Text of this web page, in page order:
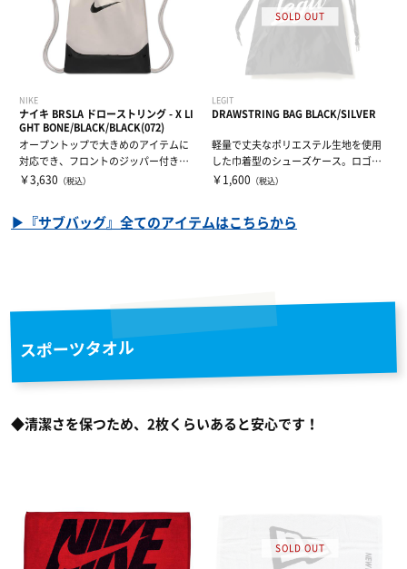
NIKE
ナイキ BRSLA ドローストリング - X LI
GHT BONE/BLACK/BLACK(072)
オープントップで大きめのアイテムに
対応でき、フロントのジッパー付きポ
ケットは必需...
￥3,630 （税込）
LEGIT
DRAWSTRING BAG BLACK/SILVER
軽量で丈夫なポリエステル生地を使用
した巾着型のシューズケース。ロゴの
シルバープリ...
￥1,600 （税込）
▶『サブバッグ』全てのアイテムはこちらから
スポーツタオル
◆清潔さを保つため、2枚くらいあると安心です！